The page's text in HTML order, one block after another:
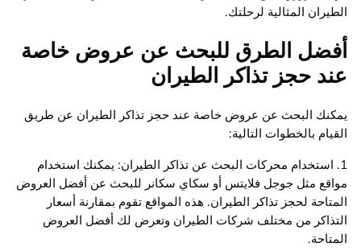
الطيران المثالية لرحلتك.
أفضل الطرق للبحث عن عروض خاصة
عند حجز تذاكر الطيران
يمكنك البحث عن عروض خاصة عند حجز تذاكر الطيران عن طريق
القيام بالخطوات التالية:
1. استخدام محركات البحث عن تذاكر الطيران: يمكنك استخدام
مواقع مثل جوجل فلايتس أو سكاي سكانر للبحث عن أفضل العروض
المتاحة لحجز تذاكر الطيران. هذه المواقع تقوم بمقارنة أسعار
التذاكر من مختلف شركات الطيران وتعرض لك أفضل العروض
المتاحة.